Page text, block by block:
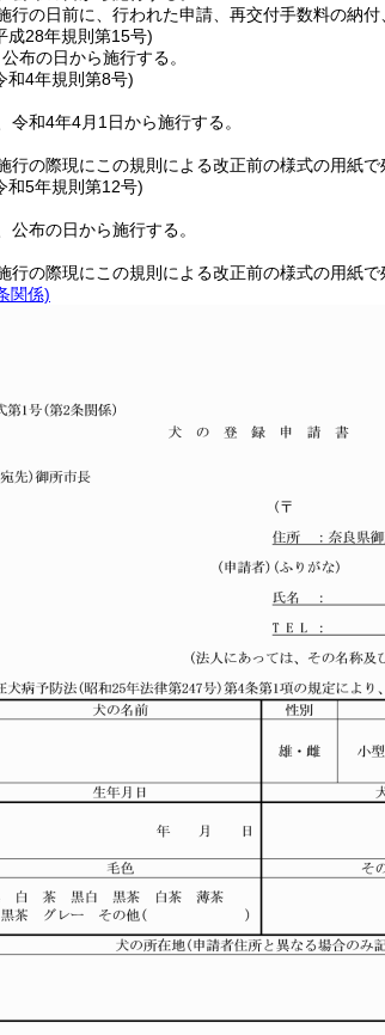
行の日前に、行われた申請、再交付手数料の納
成28年規則第15号)
布の日から施行する。
和4年規則第8号)
令和4年4月1日から施行する。
行の際現にこの規則による改正前の様式の用紙
和5年規則第12号)
公布の日から施行する。
行の際現にこの規則による改正前の様式の用紙
関係)